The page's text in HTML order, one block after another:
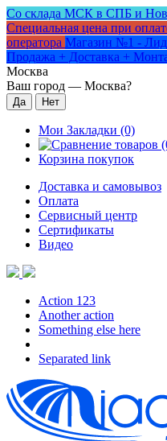
Со склада МСК в СПБ и
Специальная цена при
оператора Магазин №1 -
Продажа + Доставка +
Москва
Ваш город — Москва?
Мои Закладки (0)
Корзина покупок
Доставка и самовывоз
Оплата
Сервисный центр
Сертификаты
Видео
Action 123
Another action
Something else here
Separated link